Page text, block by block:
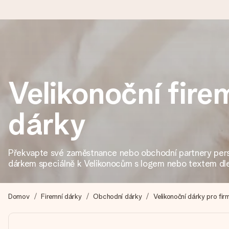
Váš dárek vytvoříme s láskou a bleskově odešleme – abyste
4,8 (na základě +15 000 recenzí)
Naše dárky inspirují. Zákazníci nás na Google Reviews hodnotí
Vytvořte něco jedinečného během několika kroků – s jejím
okamžik.
Velikonoční
dárky
Překvapte své zaměstnance nebo obchodní partnery
dárkem speciálně k Velikonocům s logem nebo textem
Domov Firemní dárky Obchodní dárky Velikonoční dárky pro